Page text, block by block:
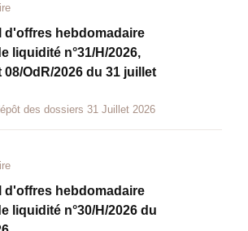
d'offres hebdomadaire
liquidité n°31/H/2026,
08/OdR/2026 du 31 juillet
des dossiers 31 Juillet 2026
d'offres hebdomadaire
liquidité n°30/H/2026 du